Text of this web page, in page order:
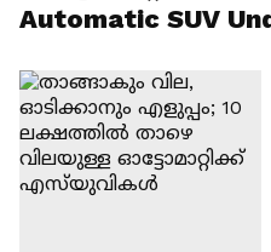
Automatic SUV